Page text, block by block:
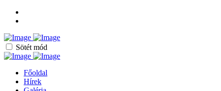
Sötét mód
Főoldal
Hírek